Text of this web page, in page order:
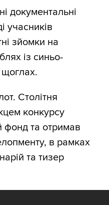
документальні
учасників
зйомки на
із синьо-
Столітня
конкурсу
фонд та отримав
в рамках
та тизер